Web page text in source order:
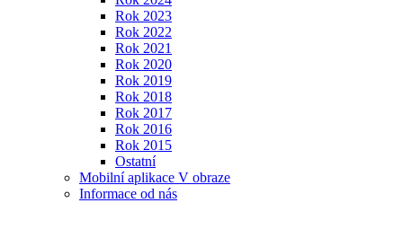
Rok 2023
Rok 2022
Rok 2021
Rok 2020
Rok 2019
Rok 2018
Rok 2017
Rok 2016
Rok 2015
Ostatní
Mobilní aplikace V obraze
Informace od nás